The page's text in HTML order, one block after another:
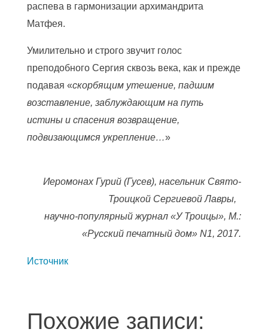
распева в гармонизации архимандрита
Матфея.
Умилительно и строго звучит голос
преподобного Сергия сквозь века, как и прежде
подавая «скорбящим утешение, падшим
возставление, заблуждающим на путь
истины и спасения возвращение,
подвизающимся укрепление…»
Иеромонах Гурий (Гусев), насельник Свято-
Троицкой Сергиевой Лавры,
научно-популярный журнал «У Троицы», М.:
«Русский печатный дом» N1, 2017.
Источник
Похожие записи: